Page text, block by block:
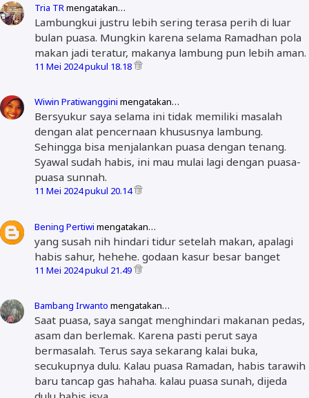
Tria TRmengatakan…
Lambungkui justru lebih sering terasa perih di luar
bulan puasa. Mungkin karena selama Ramadhan pola
makan jadi teratur, makanya lambung pun lebih aman.
11 Mei 2024 pukul 18.18
Wiwin Pratiwanggini mengatakan…
Bersyukur saya selama ini tidak memiliki masalah
dengan alat pencernaan khususnya lambung.
Sehingga bisa menjalankan puasa dengan tenang.
Syawal sudah habis, ini mau mulai lagi dengan puasa-
puasa sunnah.
11 Mei 2024 pukul 20.14
Bening Pertiwi mengatakan…
yang susah nih hindari tidur setelah makan, apalagi
habis sahur, hehehe. godaan kasur besar banget
11 Mei 2024 pukul 21.49
Bambang Irwanto mengatakan…
Saat puasa, saya sangat menghindari makanan pedas,
asam dan berlemak. Karena pasti perut saya
bermasalah. Terus saya sekarang kalai buka,
secukupnya dulu. Kalau puasa Ramadan, habis tarawih
baru tancap gas hahaha. kalau puasa sunah, dijeda